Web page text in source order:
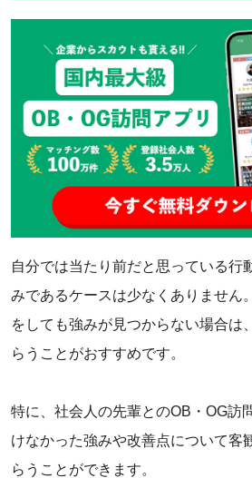
自分では当たり前だと思っている行
みであるケースは少なくありません
をしても強みが見つからない場合は
らうことがおすすめです。
特に、社会人の先輩とのOB・OG訪
けなかった強みや改善点について客
らうことができます。